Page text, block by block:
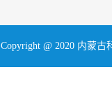
Copyright @ 2020 内蒙